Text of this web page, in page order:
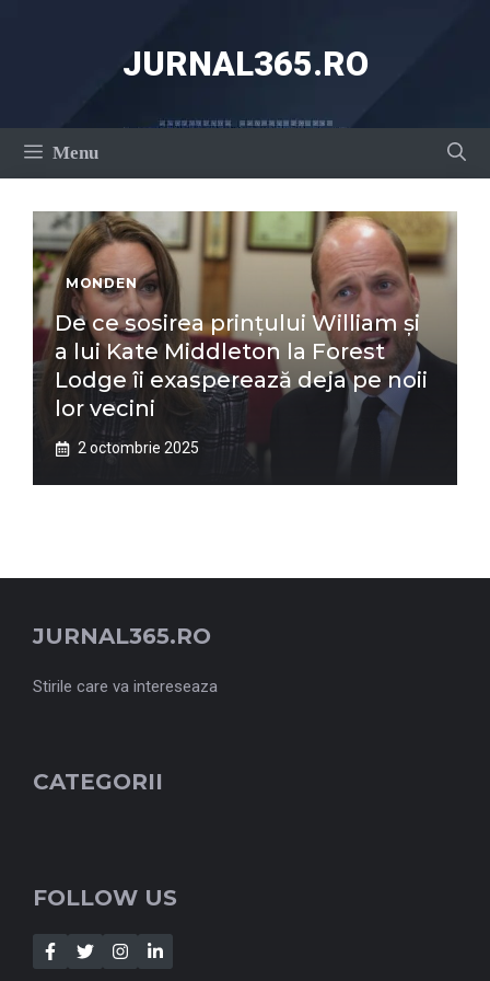
JURNAL365.RO
Menu
MONDEN
De ce sosirea prințului William și
a lui Kate Middleton la Forest
Lodge îi exasperează deja pe noii
lor vecini
2 octombrie 2025
JURNAL365.RO
Stirile care va intereseaza
CATEGORII
FOLLOW US